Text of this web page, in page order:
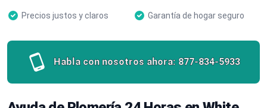
Precios justos y claros Garantía de hogar seguro
Habla con nosotros ahora: 877-834-5933